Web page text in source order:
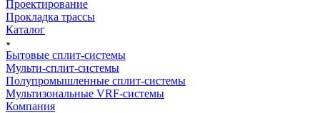
Проектирование
Прокладка трассы
Каталог
Бытовые сплит-системы
Мульти-сплит-системы
Полупромышленные сплит-системы
Мультизональные VRF-системы
Компания